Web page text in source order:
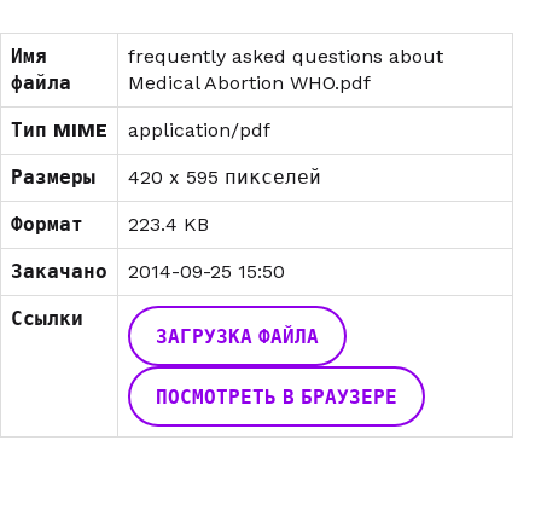
Имя
файла
frequently asked questions about
Medical Abortion WHO.pdf
Тип MIME application/pdf
Размеры 420 x 595 пикселей
Формат 223.4 KB
Закачано 2014-09-25 15:50
Ссылки
ЗАГРУЗКА ФАЙЛА
ПОСМОТРЕТЬ В БРАУЗЕРЕ